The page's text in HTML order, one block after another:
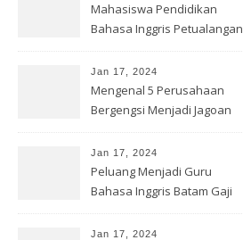
Mahasiswa Pendidikan
Bahasa Inggris Petualangan
Jan 17, 2024
Mengenal 5 Perusahaan
Bergengsi Menjadi Jagoan
Jan 17, 2024
Peluang Menjadi Guru
Bahasa Inggris Batam Gaji
Jan 17, 2024